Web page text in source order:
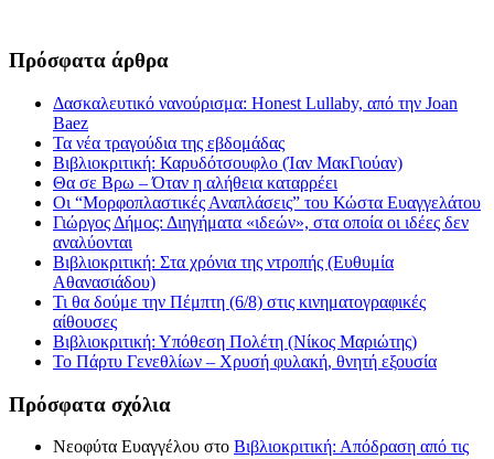
Πρόσφατα άρθρα
Δασκαλευτικό νανούρισμα: Honest Lullaby, από την Joan
Baez
Τα νέα τραγούδια της εβδομάδας
Βιβλιοκριτική: Καρυδότσουφλο (Ίαν ΜακΓιούαν)
Θα σε Βρω – Όταν η αλήθεια καταρρέει
Οι “Μορφοπλαστικές Αναπλάσεις” του Κώστα Ευαγγελάτου
Γιώργος Δήμος: Διηγήματα «ιδεών», στα οποία οι ιδέες δεν
αναλύονται
Βιβλιοκριτική: Στα χρόνια της ντροπής (Ευθυμία
Αθανασιάδου)
Τι θα δούμε την Πέμπτη (6/8) στις κινηματογραφικές
αίθουσες
Βιβλιοκριτική: Υπόθεση Πολέτη (Νίκος Μαριώτης)
Το Πάρτυ Γενεθλίων – Χρυσή φυλακή, θνητή εξουσία
Πρόσφατα σχόλια
Νεοφύτα Ευαγγέλου στο Βιβλιοκριτική: Απόδραση από τις